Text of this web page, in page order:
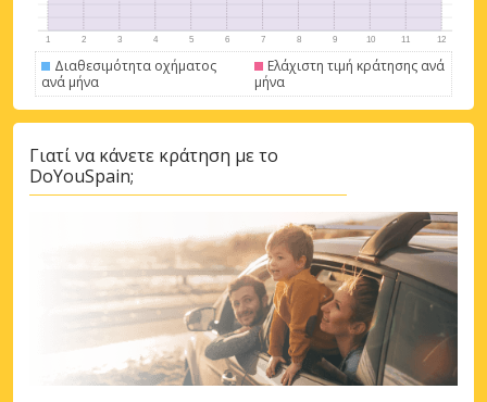
Διαθεσιμότητα οχήματος
ανά μήνα
Ελάχιστη τιμή κράτησης ανά
μήνα
Γιατί να κάνετε κράτηση με το
DoYouSpain;